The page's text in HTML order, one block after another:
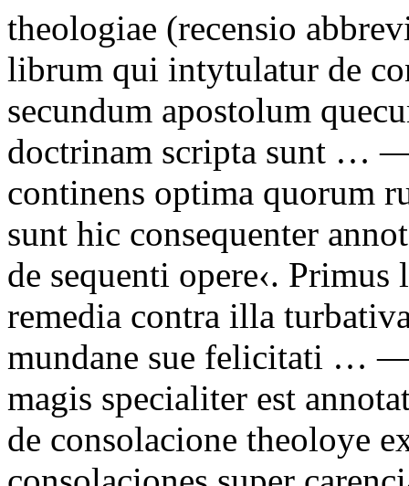
theologiae (recensio
librum qui intytulatur de
secundum apostolum
doctrinam scripta sunt …
continens optima quorum
sunt hic consequenter
de sequenti opere‹. Primus
remedia contra illa
mundane sue felicitati …
magis specialiter est
de consolacione theoloye